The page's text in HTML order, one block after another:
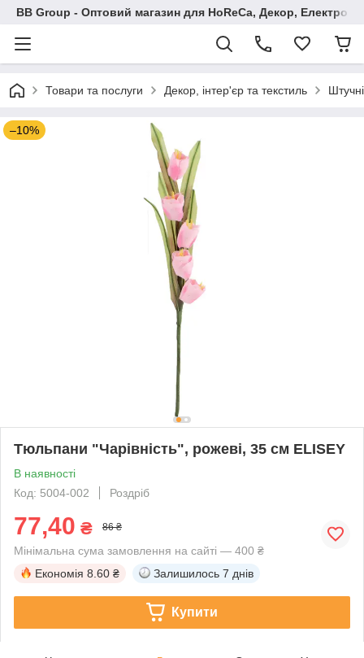
BB Group - Оптовий магазин для HoReCa, Декор,
Товари та послуги Декор, інтер'єр та текстиль
–10%
Тюльпани "Чарівність", рожеві, 35 см ELISEY
В наявності
Код: 5004-002
Роздріб
77,40 ₴ 86 ₴
Мінімальна сума замовлення на сайті — 400 ₴
Економія 8.60 ₴ Залишилось 7 днів
Купити